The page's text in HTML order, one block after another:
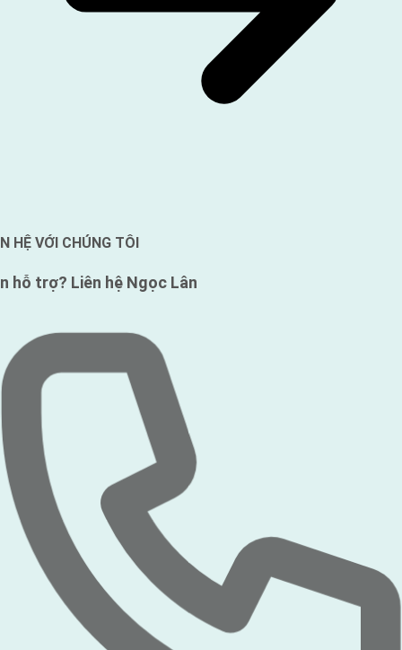
HỆ VỚI CHÚNG TÔI
hỗ trợ? Liên hệ Ngọc Lân